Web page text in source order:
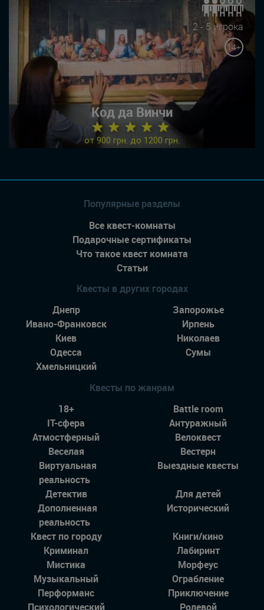
2 - 5 игрока
14+
Код да Винчи
★ ★ ★ ★ ★
от 900 грн. до 1200 грн.
Популярные разделы
Все квест-комнаты
Подарочные сертификаты
Что такое квест комната
Статьи
Квесты в других городах
Днепр
Запорожье
Ивано-Франковск
Ирпень
Киев
Николаев
Одесса
Сумы
Хмельницкий
Квесты по жанрам
18+
Battle room
IT-сфера
Антуражный
Атмостферный
Велоквест
Веселая
Вестерн
Виртуальная
реальность
Выездные квесты
Детектив
Для детей
Дополненная
реальность
Исторический
Квест по городу
Книги/кино
Криминал
Лабиринт
Мистика
Морфеус
Музыкальный
Ограбление
Перформанс
Приключение
Психологический
Ролевой